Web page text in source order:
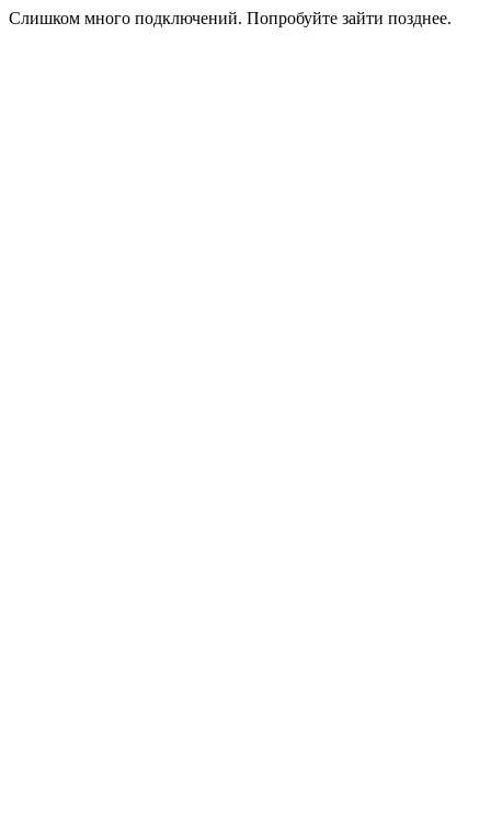
Слишком много подключений. Попробуйте зайти позднее.